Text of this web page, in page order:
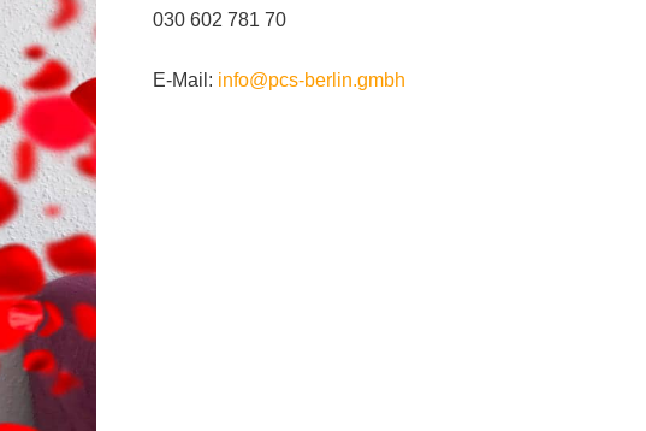
030 602 781 70
E-Mail: info@pcs-berlin.gmbh